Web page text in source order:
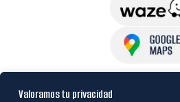
Valoramos tu privacidad
USuarios